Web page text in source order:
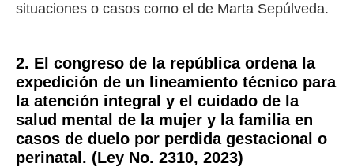
situaciones o casos como el de Marta Sepúlveda.
2. El congreso de la república ordena la
expedición de un lineamiento técnico para
la atención integral y el cuidado de la
salud mental de la mujer y la familia en
casos de duelo por perdida gestacional o
perinatal. (Ley No. 2310, 2023)